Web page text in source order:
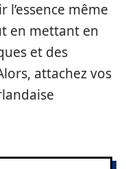
même
en mettant en
et des
attachez vos